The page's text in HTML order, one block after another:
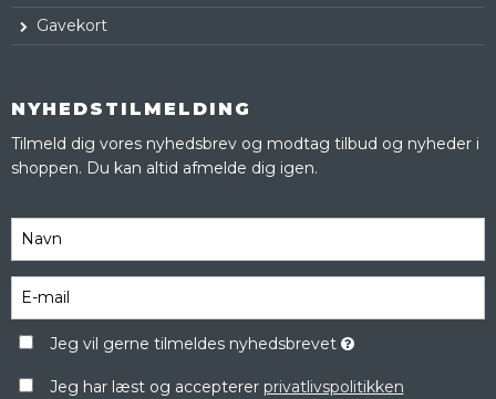
Gavekort
NYHEDSTILMELDING
Tilmeld dig vores nyhedsbrev og modtag tilbud og nyheder i
shoppen. Du kan altid afmelde dig igen.
Jeg vil gerne tilmeldes nyhedsbrevet
Jeg har læst og accepterer privatlivspolitikken